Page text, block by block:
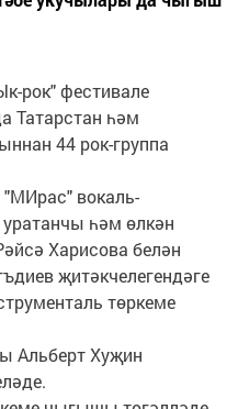
рок" фестивале
Татарстан һәм
44 рок-группа
вокаль-
һәм өлкән
Харисова белән
җитәкчелегендәге
төркеме
Альберт Хуҗин